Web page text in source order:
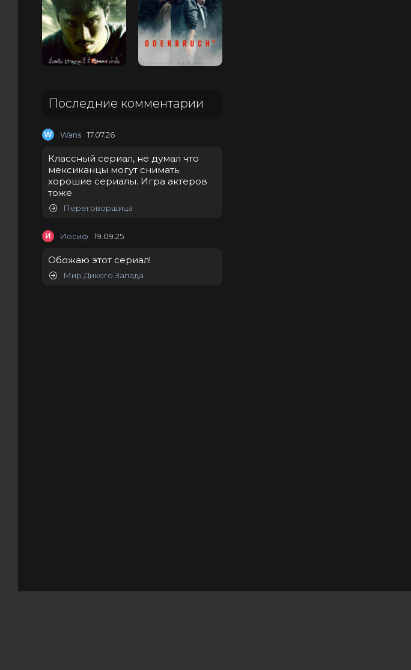
Последние комментарии
W Wans 17.07.26
Классный сериал, не думал что
мексиканцы могут снимать
хорошие сериалы. Игра актеров
тоже
Переговорщица
И Иосиф 19.09.25
Обожаю этот сериал!
Мир Дикого Запада